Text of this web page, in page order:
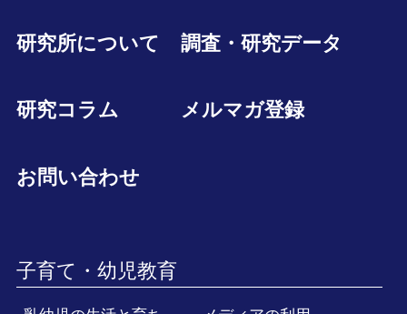
研究所について 調査・研究データ
研究コラム メルマガ登録
お問い合わせ
子育て・幼児教育